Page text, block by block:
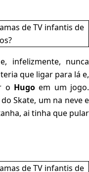
infelizmente, nunca
que ligar para lá e,
o Hugo em um jogo.
Skate, um na neve e
ai tinha que pular